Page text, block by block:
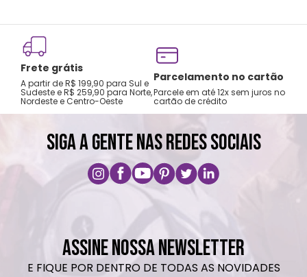
deixe pelo menos 1,5cm de espaço para
poder fechar o copo.
Choques ou quedas podem trincar ou
quebrar o produto.
Não é a prova de pequenos vazamentos,
carregue o produto apenas na posição
vertical e não coloque em bolsas ou
mochilas.
Lavar com água, esponja macia e sabão
Não recomendado colocar no freezer.
Não vai á lava-louças, nem ao micro-
ondas.
Frete grátis
A partir de R$ 199,90 para Sul e
Sudeste e R$ 259,90 para Norte,
Nordeste e Centro-Oeste
Parcelamento no cartão
Parcele em até 12x sem juros no
cartão de crédito
SIGA A GENTE NAS REDES SOCIAIS
ASSINE NOSSA NEWSLETTER
E FIQUE POR DENTRO DE TODAS AS NOVIDADES